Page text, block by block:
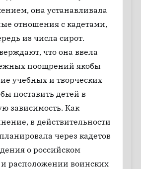
она устанавливала
отношения с кадетами,
из числа сирот.
что она ввела
поощрений якобы
учебных и творческих
поставить детей в
зависимость. Как
в действительности
через кадетов
о российском
расположении воинских